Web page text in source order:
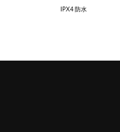
IPX4 防水